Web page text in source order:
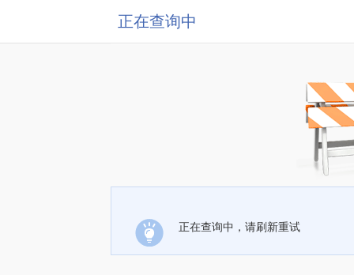
正在查询中
正在查询中，请刷新重试